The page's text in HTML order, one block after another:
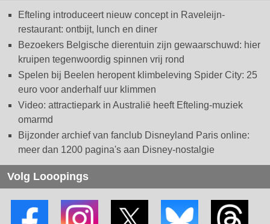
Efteling introduceert nieuw concept in Raveleijn-
restaurant: ontbijt, lunch en diner
Bezoekers Belgische dierentuin zijn gewaarschuwd: hier
kruipen tegenwoordig spinnen vrij rond
Spelen bij Beelen heropent klimbeleving Spider City: 25
euro voor anderhalf uur klimmen
Video: attractiepark in Australië heeft Efteling-muziek
omarmd
Bijzonder archief van fanclub Disneyland Paris online:
meer dan 1200 pagina's aan Disney-nostalgie
Volg Looopings